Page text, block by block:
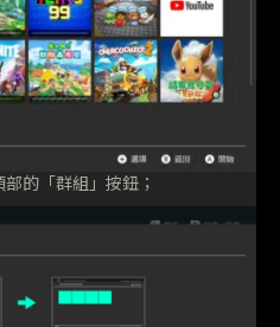
的「群組」按鈕；